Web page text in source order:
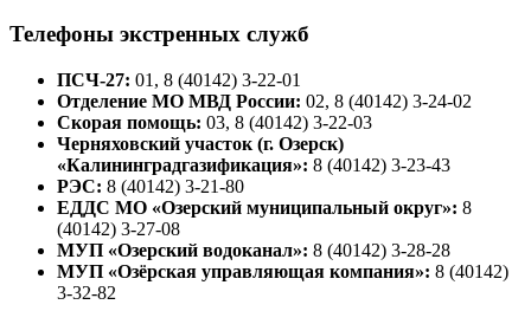
Телефоны экстренных служб
ПСЧ-27: 01, 8 (40142) 3-22-01
Отделение МО МВД России: 02, 8 (40142) 3-24-02
Скорая помощь: 03, 8 (40142) 3-22-03
Черняховский участок (г. Озерск)
«Калининградгазификация»: 8 (40142) 3-23-43
РЭС: 8 (40142) 3-21-80
ЕДДС МО «Озерский муниципальный округ»: 8
(40142) 3-27-08
МУП «Озерский водоканал»: 8 (40142) 3-28-28
МУП «Озёрская управляющая компания»: 8 (40142)
3-32-82